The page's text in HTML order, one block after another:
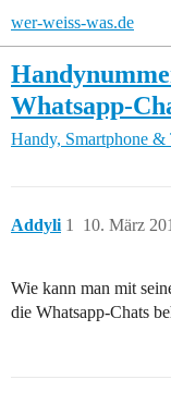
wer-weiss-was.de
Whatsapp-
Handy, Smartphone &
Addyli 10. März
1
Wie kann man mit
die Whatsapp-Chats